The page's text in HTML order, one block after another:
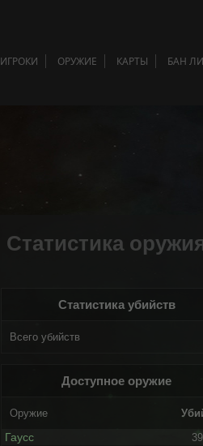
ИГРОКИ ОРУЖИЕ КАРТЫ БАН
Статистика
Статистика убийств
Всего убийств
Доступное оружие
Оружие
Гаусс